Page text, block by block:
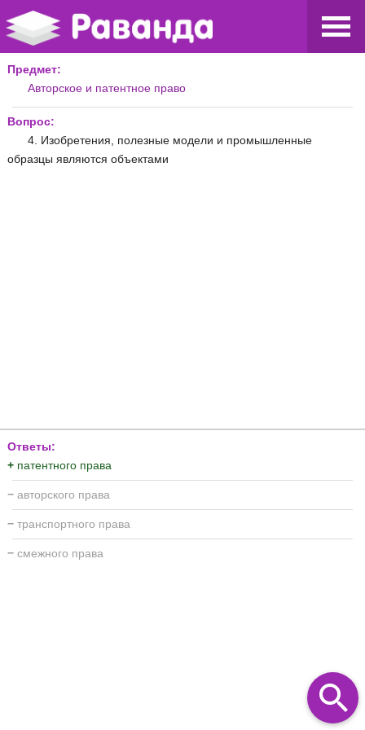
Предмет:
Авторское и патентное право
Вопрос:
4. Изобретения, полезные модели и промышленные
образцы являются объектами
Ответы:
+ патентного права
− авторского права
− транспортного права
− смежного права